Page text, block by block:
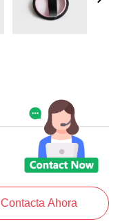
Contacta Ahora